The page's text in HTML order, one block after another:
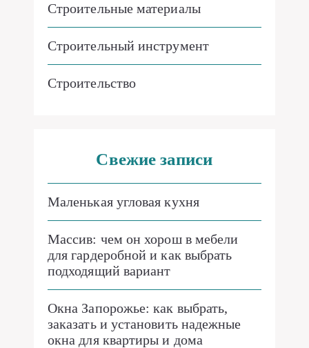
Строительные материалы
Строительный инструмент
Строительство
Свежие записи
Маленькая угловая кухня
Массив: чем он хорош в мебели
для гардеробной и как выбрать
подходящий вариант
Окна Запорожье: как выбрать,
заказать и установить надежные
окна для квартиры и дома